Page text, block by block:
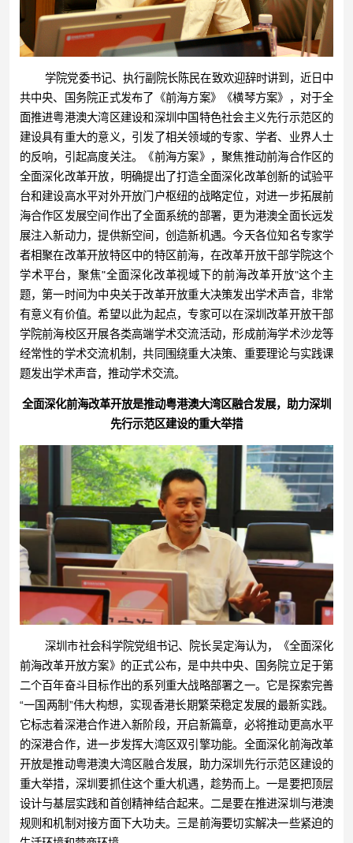
学院党委书记、执行副院长陈民在致欢迎辞时讲到，近日中
共中央、国务院正式发布了《前海方案》《横琴方案》，对于全
面推进粤港澳大湾区建设和深圳中国特色社会主义先行示范区的
建设具有重大的意义，引发了相关领域的专家、学者、业界人士
的反响，引起高度关注。《前海方案》，聚焦推动前海合作区的
全面深化改革开放，明确提出了打造全面深化改革创新的试验平
台和建设高水平对外开放门户枢纽的战略定位，对进一步拓展前
海合作区发展空间作出了全面系统的部署，更为港澳全面长远发
展注入新动力，提供新空间，创造新机遇。今天各位知名专家学
者相聚在改革开放特区中的特区前海，在改革开放干部学院这个
学术平台，聚焦"全面深化改革视域下的前海改革开放"这个主
题，第一时间为中央关于改革开放重大决策发出学术声音，非常
有意义有价值。希望以此为起点，专家可以在深圳改革开放干部
学院前海校区开展各类高端学术交流活动，形成前海学术沙龙等
经常性的学术交流机制，共同围绕重大决策、重要理论与实践课
题发出学术声音，推动学术交流。
全面深化前海改革开放是推动粤港澳大湾区融合发展，助力深圳
先行示范区建设的重大举措
深圳市社会科学院党组书记、院长吴定海认为，《全面深化
前海改革开放方案》的正式公布，是中共中央、国务院立足于第
二个百年奋斗目标作出的系列重大战略部署之一。它是探索完善
“一国两制”伟大构想，实现香港长期繁荣稳定发展的最新实践。
它标志着深港合作进入新阶段，开启新篇章，必将推动更高水平
的深港合作，进一步发挥大湾区双引擎功能。全面深化前海改革
开放是推动粤港澳大湾区融合发展，助力深圳先行示范区建设的
重大举措，深圳要抓住这个重大机遇，趁势而上。一是要把顶层
设计与基层实践和首创精神结合起来。二是要在推进深圳与港澳
规则和机制对接方面下大功夫。三是前海要切实解决一些紧迫的